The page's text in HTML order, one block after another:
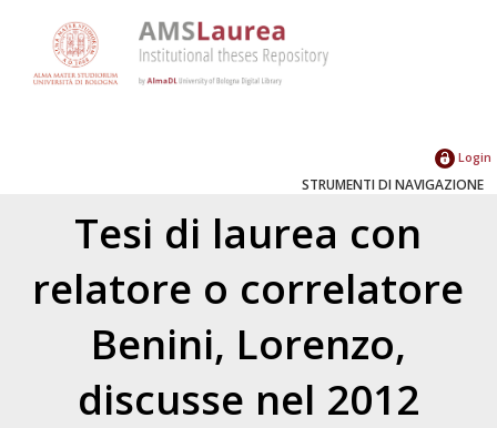
Login
STRUMENTI DI NAVIGAZIONE
Tesi di laurea con
relatore o correlatore
Benini, Lorenzo,
discusse nel 2012